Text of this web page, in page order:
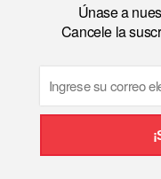
Únase a
Cancele la